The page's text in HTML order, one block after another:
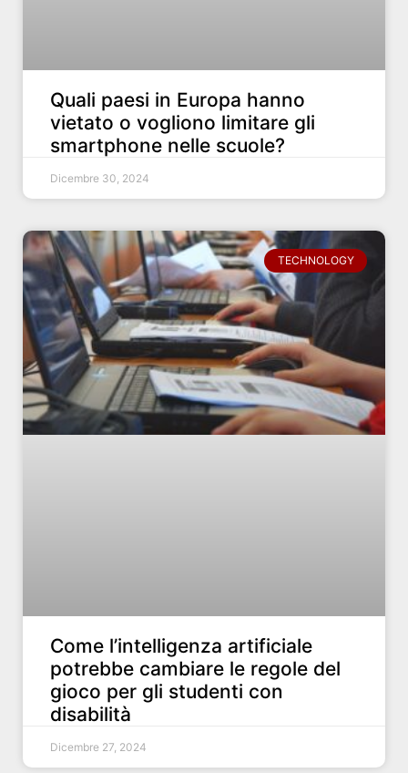
Quali paesi in Europa hanno
vietato o vogliono limitare gli
smartphone nelle scuole?
Dicembre 30, 2024
TECHNOLOGY
Come l’intelligenza artificiale
potrebbe cambiare le regole del
gioco per gli studenti con
disabilità
Dicembre 27, 2024